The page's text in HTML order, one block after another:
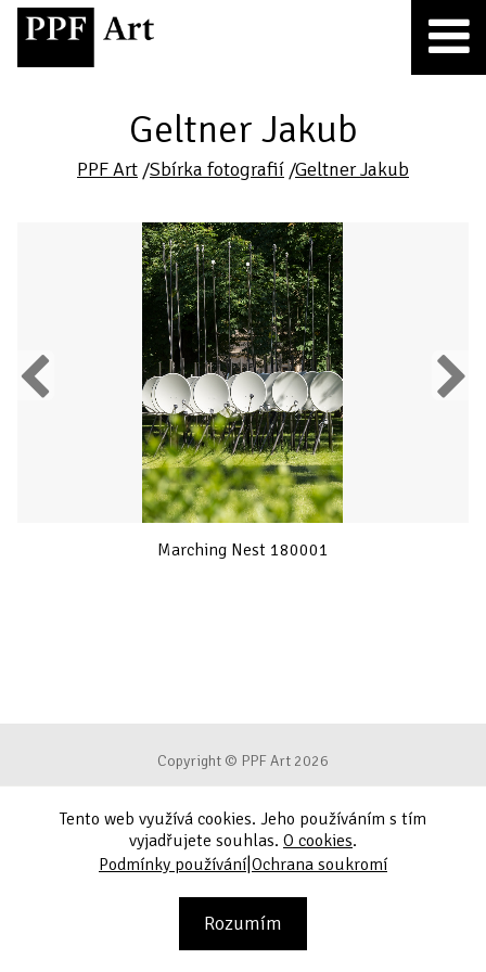
Geltner Jakub
PPF Art /Sbírka fotografií /Geltner Jakub
Previous
Marching Nest 180001
Next
Copyright © PPF Art 2026
Podmínky používání
Ochrana soukromí
Tento web využívá cookies. Jeho používáním s tím
vyjadřujete souhlas. O cookies.
Podmínky používání|Ochrana soukromí
Rozumím